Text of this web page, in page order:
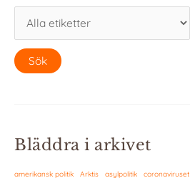
Bläddra i arkivet
amerikansk politik Arktis asylpolitik coronaviruset